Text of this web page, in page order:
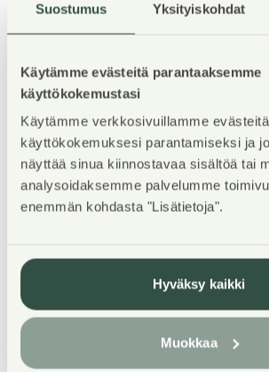
Suostumus Yksityiskohdat
Käytämme evästeitä parantaaksemme
käyttökokemustasi
Käytämme verkkosivuillamme evästeitä
käyttökokemuksesi parantamiseksi ja
näyttää sinua kiinnostavaa sisältöä tai
analysoidaksemme palvelumme
enemmän kohdasta "Lisätietoja".
Hyväksy kaikki
Muokkaa
Kohteen esittely
TERVETULOA asuntoesittelyyn
kaikkiin vapaisiin asuntoihin, voit
asuntohakemuksen asuntosaatio.fi
kautta.
luonnonläheisyyttä ja tilaa,
palvelujen läheisyydestä. Modernit,
on varustettu energiatehokkain
Hyvin suunnitellut kodit ovat valoisia,